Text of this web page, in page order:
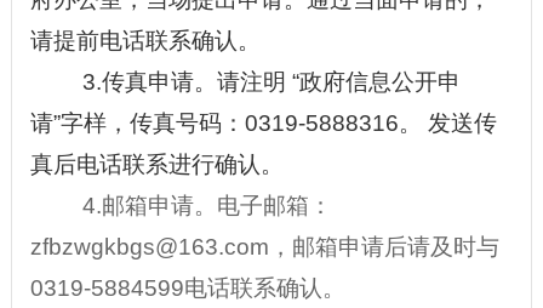
请提前电话联系确认。
3.传真申请。请注明 “政府信息公开申
请”字样，传真号码： 0319-5888316。
发送传
真后电话联系进行确认。
4.邮箱申请。电子邮箱：
zfbzwgkbgs@163.com，邮箱申请后请及时与
0319-5884599电话联系确认。